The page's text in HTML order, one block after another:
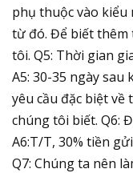
phụ thuộc vào kiểu
từ đó. Để biết thêm
tôi. Q5: Thời gian
A5: 30-35 ngày
yêu cầu đặc biệt
chúng tôi biết. Q6:
A6:T/T, 30% tiền
Q7: Chúng ta nên